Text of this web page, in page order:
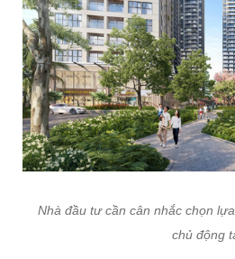
Nhà đầu tư cần cân nhắc chọn
chủ động